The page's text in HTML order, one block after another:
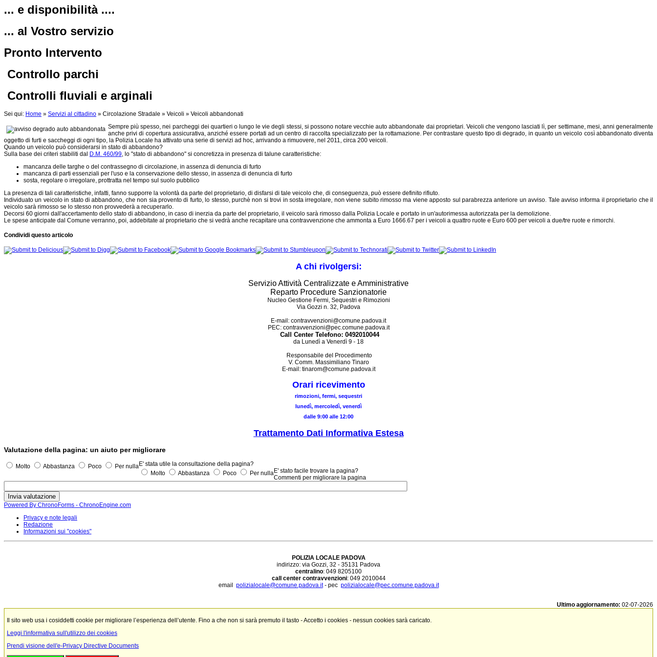
... e disponibilità ....
... al Vostro servizio
Pronto Intervento
Controllo parchi
Controlli fluviali e arginali
Sei qui: Home » Servizi al cittadino » Circolazione Stradale » Veicoli » Veicoli abbandonati
Sempre più spesso, nei parcheggi dei quartieri o lungo le vie degli stessi, si possono notare vecchie auto abbandonate dai proprietari. Veicoli che vengono lasciati lì, per settimane, mesi, anni generalmente
anche privi di copertura assicurativa, anziché essere portati ad un centro di raccolta specializzato per la rottamazione. Per contrastare questo tipo di degrado, in quanto un veicolo così abbandonato diventa
oggetto di furti e saccheggi di ogni tipo, la Polizia Locale ha attivato una serie di servizi ad hoc, arrivando a rimuovere, nel 2011, circa 200 veicoli.
Quando un veicolo può considerarsi in stato di abbandono?
Sulla base dei criteri stabiliti dal D.M. 460/99, lo "stato di abbandono" si concretizza in presenza di talune caratteristiche:
mancanza delle targhe o del contrassegno di circolazione, in assenza di denuncia di furto
mancanza di parti essenziali per l'uso e la conservazione dello stesso, in assenza di denuncia di furto
sosta, regolare o irregolare, prottratta nel tempo sul suolo pubblico
La presenza di tali caratteristiche, infatti, fanno supporre la volontà da parte del proprietario, di disfarsi di tale veicolo che, di conseguenza, può essere definito rifiuto.
Individuato un veicolo in stato di abbandono, che non sia provento di furto, lo stesso, purchè non si trovi in sosta irregolare, non viene subito rimosso ma viene apposto sul parabrezza anteriore un avviso. Tale avviso informa il proprietario che il
veicolo sarà rimosso se lo stesso non provvederà a recuperarlo.
Decorsi 60 giorni dall'accertamento dello stato di abbandono, in caso di inerzia da parte del proprietario, il veicolo sarà rimosso dalla Polizia Locale e portato in un'autorimessa autorizzata per la demolizione.
Le spese anticipate dal Comune verranno, poi, addebitate al proprietario che si vedrà anche recapitare una contravvenzione che ammonta a Euro 1666.67 per i veicoli a quattro ruote e Euro 600 per veicoli a due/tre ruote e rimorchi.
Condividi questo articolo
A chi rivolgersi:
Servizio Attività Centralizzate e Amministrative
Reparto Procedure Sanzionatorie
Nucleo Gestione Fermi, Sequestri e Rimozioni
Via Gozzi n. 32, Padova
E-mail: contravvenzioni@comune.padova.it
PEC: contravvenzioni@pec.comune.padova.it
Call Center Telefono: 0492010044
da Lunedì a Venerdì 9 - 18
Responsabile del Procedimento
V. Comm. Massimiliano Tinaro
E-mail: tinarom@comune.padova.it
Orari ricevimento
rimozioni, fermi, sequestri
lunedì, mercoledì, venerdì
dalle 9:00 alle 12:00
Trattamento Dati Informativa Estesa
Valutazione della pagina: un aiuto per migliorare
E' stata utile la consultazione della pagina?
Molto Abbastanza Poco Per nulla
E' stato facile trovare la pagina?
Molto Abbastanza Poco Per nulla
Commenti per migliorare la pagina
Powered By ChronoForms - ChronoEngine.com
Privacy e note legali
Redazione
Informazioni sui "cookies"
POLIZIA LOCALE PADOVA
indirizzo: via Gozzi, 32 - 35131 Padova
centralino: 049 8205100
call center contravvenzioni: 049 2010044
email polizialocale@comune.padova.it- pec polizialocale@pec.comune.padova.it
Ultimo aggiornamento: 02-07-2026
Il sito web usa i cosiddetti cookie per migliorare l’esperienza dell’utente. Fino a che non si sarà premuto il tasto - Accetto i cookies - nessun cookies sarà caricato.
Leggi l'informativa sull'utilizzo dei cookies
Prendi visione dell'e-Privacy Directive Documents